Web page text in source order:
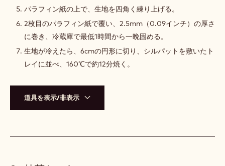
パラフィン紙の上で、生地を四角く練り上げる。
2枚目のパラフィン紙で覆い、2.5mm（0.09インチ）の厚さ
に巻き、冷蔵庫で最低1時間から一晩固める。
生地が冷えたら、6cmの円形に切り、シルパットを敷いたト
レイに並べ、160℃で約12分焼く。
道具を表示/非表示